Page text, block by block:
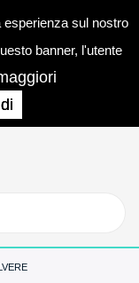
sul nostro
banner, l'utente
0